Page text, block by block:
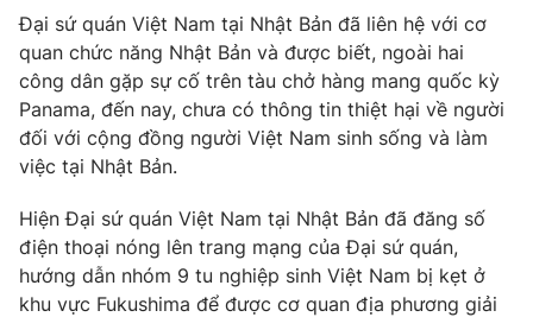
Chất lượng cuộc sống
Học trực tuyến
Công nghệ
Hitech Công nghệ tương lai
Sản phẩm
Thị trường
Tư vấn
Giao lưu trực tuyến
Lịch phát sóng
Chuyên mục khác
Emagazine Podcast
Đại sứ quán Việt Nam tại Nhật Bản đã liên hệ với cơ
quan chức năng Nhật Bản và được biết, ngoài hai
công dân gặp sự cố trên tàu chở hàng mang quốc kỳ
Panama, đến nay, chưa có thông tin thiệt hại về người
đối với cộng đồng người Việt Nam sinh sống và làm
việc tại Nhật Bản.
Hiện Đại sứ quán Việt Nam tại Nhật Bản đã đăng số
điện thoại nóng lên trang mạng của Đại sứ quán,
hướng dẫn nhóm 9 tu nghiệp sinh Việt Nam bị kẹt ở
khu vực Fukushima để được cơ quan địa phương giải